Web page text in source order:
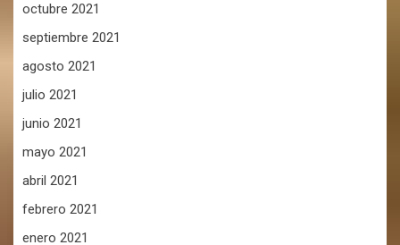
octubre 2021
septiembre 2021
agosto 2021
julio 2021
junio 2021
mayo 2021
abril 2021
febrero 2021
enero 2021